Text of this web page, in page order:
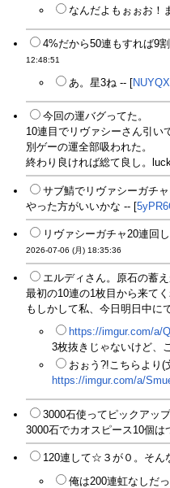
なんだよもぉぉお！
4%だから50連もすれば9
12:48:51
あ。星3ね -- [
今回の運バグってた。
10連目でリヴァシーさん引い
別ゲーの運全部吸われた。
終わり良ければ総て良し。
サブ鯖でリヴァシーガチ
やった方がいいかな -- [
リヴァシーガチャ20連回
2026-07-06 (月) 18:35:36
エルディさん。原石の蓄
最初の10連の1枚目から来て
もしかして私、今日明日中
https://imgur.com/a/
3枚抜きじゃないけど、
おぉう?!こちらより
https://imgur.com/a/
3000石使ってピックアッ
3000石でカオスピース10個
120連して☆３が０。そん
俺は200連虹なしだ